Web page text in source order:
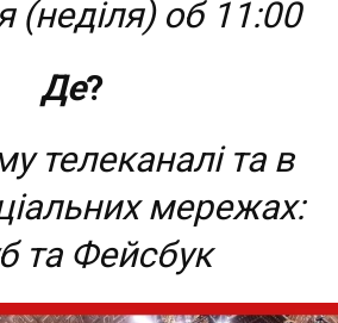
(неділя) об 11:00
Де?
телеканалі та в
мережах:
та Фейсбук